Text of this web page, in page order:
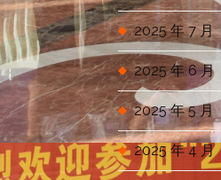
2025 年 7 月
2025 年 6 月
2025 年 5 月
2025 年 4 月